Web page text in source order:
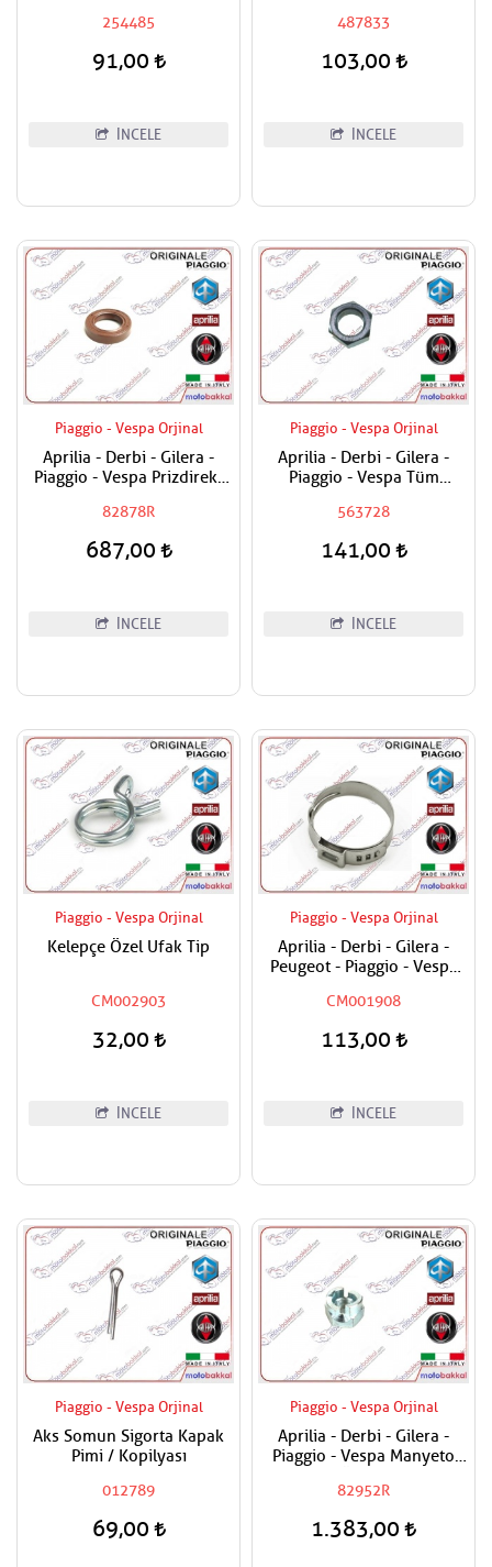
254485
91,00
İNCELE
Ağırlık Plastiği
487833
103,00
İNCELE
Piaggio - Vespa Orjinal
Aprilia - Derbi - Gilera -
Piaggio - Vespa Prizdirekt
82878R
687,00
İNCELE
Piaggio - Vespa Orjinal
Aprilia - Derbi - Gilera -
Piaggio - Vespa Tüm
Tekerlek Somunu
563728
141,00
İNCELE
Piaggio - Vespa Orjinal
Kelepçe Özel Ufak Tip
CM002903
32,00
İNCELE
Piaggio - Vespa Orjinal
Aprilia - Derbi - Gilera -
Peugeot - Piaggio - Vespa
Kelepçesi
CM001908
113,00
İNCELE
Piaggio - Vespa Orjinal
Aks Somun Sigorta Kapak
Pimi / Kopilyası
012789
69,00
Piaggio - Vespa Orjinal
Aprilia - Derbi - Gilera -
Piaggio - Vespa Manyeto
82952R
1.383,00